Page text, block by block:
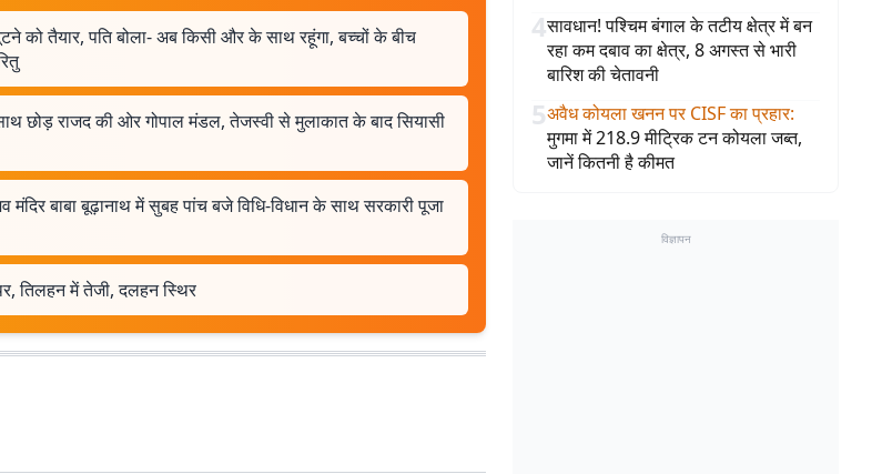
को तैयार, पति बोला- अब किसी और के साथ रहूंगा, बच्चों के बीच
छोड़ राजद की ओर गोपाल मंडल, तेजस्वी से मुलाकात के बाद सियासी
मंदिर बाबा बूढ़ानाथ में सुबह पांच बजे विधि-विधान के साथ सरकारी पूजा
तिलहन में तेजी, दलहन स्थिर
4सावधान! पश्चिम बंगाल के तटीय क्षेत्र में बन
रहा कम दबाव का क्षेत्र, 8 अगस्त से भारी
बारिश की चेतावनी
5अवैध कोयला खनन पर CISF का प्रहार:
मुगमा में 218.9 मीट्रिक टन कोयला जब्त,
जानें कितनी है कीमत
विज्ञापन